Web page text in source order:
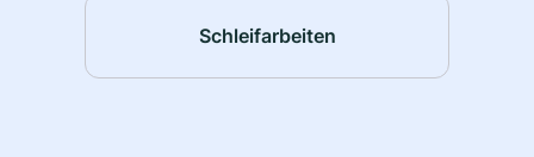
Schleifarbeiten